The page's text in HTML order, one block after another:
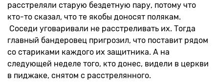
расстреляли старую бездетную пару, потому что
кто-то сказал, что те якобы доносят полякам.
Соседи уговаривали не расстреливать их. Тогда
главный бандеровец пригрозил, что поставит рядом
со стариками каждого их защитника. А на
следующей неделе того, кто донес, видели в церкви
в пиджаке, снятом с расстрелянного.